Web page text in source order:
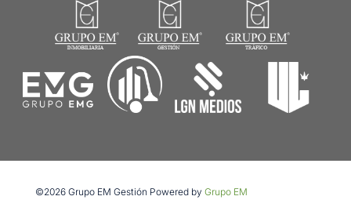
©2026 Grupo EM Gestión Powered by Grupo EM